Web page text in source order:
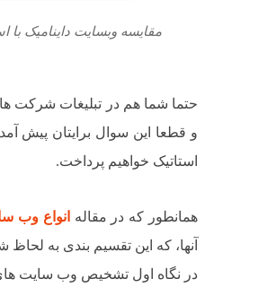
مقایسه وبسایت داینامیک با
حتما شما هم در تبلیغات شرکت
و قطعا این سوال برایتان پیش
استاتیک خواهیم پرداخت.
همانطور که در مقاله انواع وب
آنها، که این تقسیم بندی به
در نگاه اول تشخیص وب سایت های